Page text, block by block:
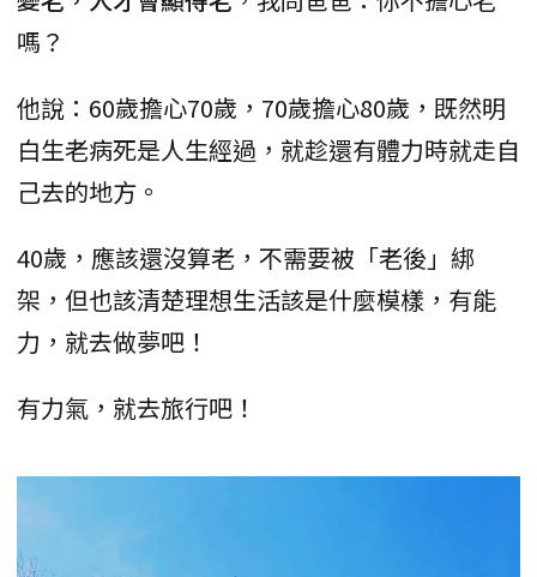
嗎？
他說：60歲擔心70歲，70歲擔心80歲，既然明
白生老病死是人生經過，就趁還有體力時就走自
己去的地方。
40歲，應該還沒算老，不需要被「老後」綁
架，但也該清楚理想生活該是什麼模樣，有能
力，就去做夢吧！
有力氣，就去旅行吧！